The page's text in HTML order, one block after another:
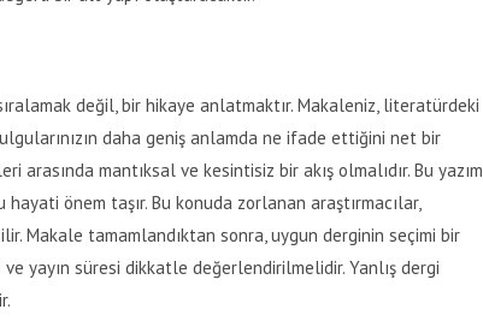
değil, bir hikaye anlatmaktır. Makaleniz, literatürdeki
daha geniş anlamda ne ifade ettiğini net bir
arasında mantıksal ve kesintisiz bir akış olmalıdır. Bu yazım
önem taşır. Bu konuda zorlanan araştırmacılar,
Makale tamamlandıktan sonra, uygun derginin seçimi bir
yayın süresi dikkatle değerlendirilmelidir. Yanlış dergi